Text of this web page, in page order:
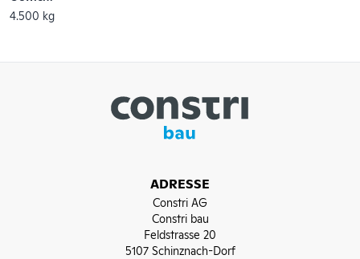
4.500 kg
ADRESSE
Constri AG
Constri bau
Feldstrasse 20
5107 Schinznach-Dorf